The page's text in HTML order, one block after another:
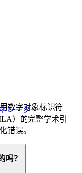
レーター
数字对象标识符
）的完整学术引
错误。
吗？